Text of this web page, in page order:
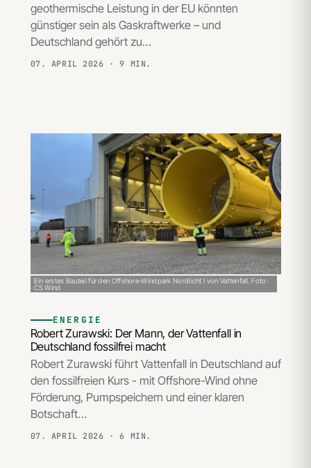
geothermische Leistung in der EU könnten
günstiger sein als Gaskraftwerke – und
Deutschland gehört zu…
07. APRIL 2026 · 9 MIN.
Ein erstes Bauteil für den Offshore-Windpark Nordlicht I von Vattenfall. Foto:
CS Wind
ENERGIE
Robert Zurawski: Der Mann, der Vattenfall in
Deutschland fossilfrei macht
Robert Zurawski führt Vattenfall in Deutschland auf
den fossilfreien Kurs - mit Offshore-Wind ohne
Förderung, Pumpspeichern und einer klaren
Botschaft…
07. APRIL 2026 · 6 MIN.